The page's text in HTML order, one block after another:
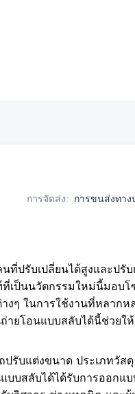
การจัดส่ง: การขนส่งทาง
ปรับเปลี่ยนได้สูงและปรับ
เป็นนวัตกรรมใหม่นี้มอบ
งๆ ในการใช้งานที่หลาก
ยโอนแบบสลับได้นี้ช่วยใ
บแต่งขนาด ประเภทวัส
บสลับได้ได้รับการออกแ